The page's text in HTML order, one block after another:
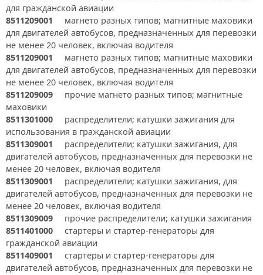
для гражданской авиации
8511209001
магнето разных типов; магнитные маховики
для двигателей автобусов, предназначенных для перевозки
не менее 20 человек, включая водителя
8511209001
магнето разных типов; магнитные маховики
для двигателей автобусов, предназначенных для перевозки
не менее 20 человек, включая водителя
8511209009 прочие магнето разных типов; магнитные
маховики
8511301000 распределители; катушки зажигания для
использования в гражданской авиации
8511309001
распределители; катушки зажигания, для
двигателей автобусов, предназначенных для перевозки не
менее 20 человек, включая водителя
8511309001
распределители; катушки зажигания, для
двигателей автобусов, предназначенных для перевозки не
менее 20 человек, включая водителя
8511309009 прочие распределители; катушки зажигания
8511401000 стартеры и стартер-генераторы для
гражданской авиации
8511409001
стартеры и стартер-генераторы для
двигателей автобусов, предназначенных для перевозки не